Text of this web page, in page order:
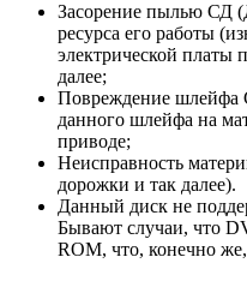
Засорение пылью СД
ресурса его работы
электрической платы
далее;
Повреждение шлейфа
данного шлейфа на
приводе;
Неисправность
дорожки и так далее).
Данный диск не
Бывают случаи, что
ROM, что, конечно